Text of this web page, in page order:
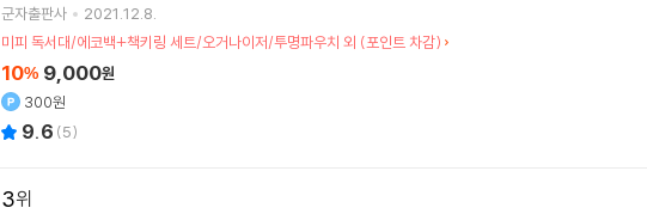
군자출판사
2021.12.8.
미피 독서대/에코백+책키링 세트/오거나이저/투명파우치 외 (포인트 차감)
10% 9,000원
300원
9.6 (5)
3